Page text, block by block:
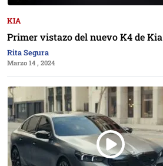
KIA
Primer vistazo del nuevo K4 de Kia
Rita Segura
Marzo 14 , 2024